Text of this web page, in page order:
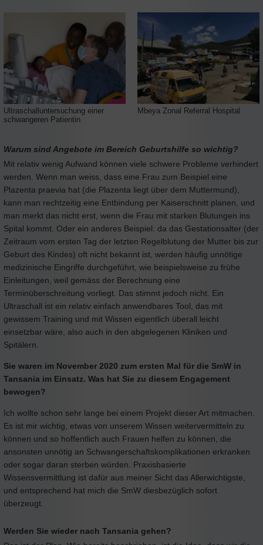
Ultraschalluntersuchung einer
schwangeren Patientin
Mbeya Zonal Referral Hospital
Warum sind Angebote im Bereich Geburtshilfe so wichtig?
Mit relativ wenig Aufwand können viele schwere Probleme verhindert
werden. Wenn man weiss, dass eine Frau zum Beispiel eine
Plazenta praevia hat (die Plazenta liegt über dem Muttermund),
kann man rechtzeitig eine Entbindung per Kaiserschnitt planen, und
man merkt das nicht erst, wenn die Frau mit starken Blutungen ins
Spital kommt. Oder ein anderes Beispiel: da das Gestationsalter (der
Zeitraum vom ersten Tag der letzten Regelblutung der Mutter bis zur
Geburt des Kindes) oft nicht bekannt ist, werden häufig unnötige
medizinische Eingriffe durchgeführt, wie beispielsweise zu frühe
Einleitungen, weil gemäss der Berechnung eine
Terminüberschreitung vorliegt. Das stimmt jedoch nicht. Ein
Ultraschall ist ein relativ einfach anwendbares Tool, das mit
gewissem Training und mit Wissen eigentlich überall leicht
einsetzbar wäre, also auch in den abgelegenen Kliniken und
Spitälern.
Sie waren im November 2020 zum ersten Mal für die SmW in
Tansania im Einsatz. Was hat Sie zu diesem Engagement
bewogen?
Ich wollte schon sehr lange bei einem Projekt dieser Art mitmachen.
Es ist mir wichtig, etwas von unserem Wissen weitervermitteln zu
können und so hoffentlich auch Frauen helfen zu können, die
ansonsten unnötig an Schwangerschaftskomplikationen erkranken
oder sogar daran sterben würden. Praxisbasierte
Wissensvermittlung ist dafür aus meiner Sicht das Allerwichtigste,
und entsprechend hat mich die SmW diesbezüglich sofort
überzeugt.
Werden Sie wieder nach Tansania gehen?